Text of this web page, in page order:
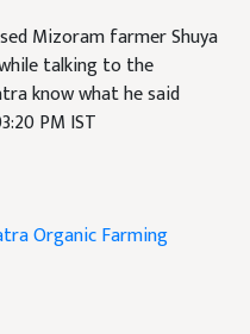
Mizoram farmer Shuya
talking to the
know what he said
PM IST
Organic Farming